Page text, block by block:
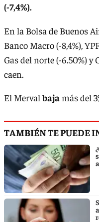
(-7,4%).
En la Bolsa de Buenos
Banco Macro (-8,4%),
Gas del norte (-6.50%) y
caen.
El Mervalbajamás del
TAMBIÉN TE PUEDE